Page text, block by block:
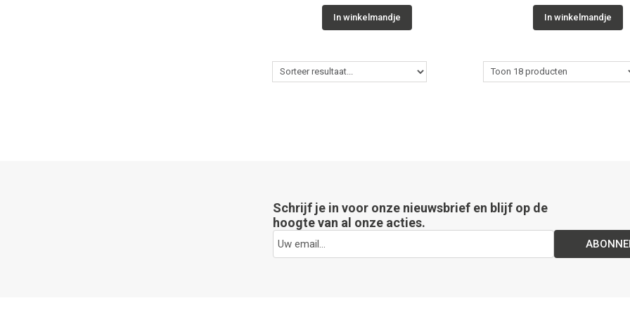
In winkelmandje In winkelmandje
Schrijf je in voor onze nieuwsbrief en blijf op de
hoogte van al onze acties.